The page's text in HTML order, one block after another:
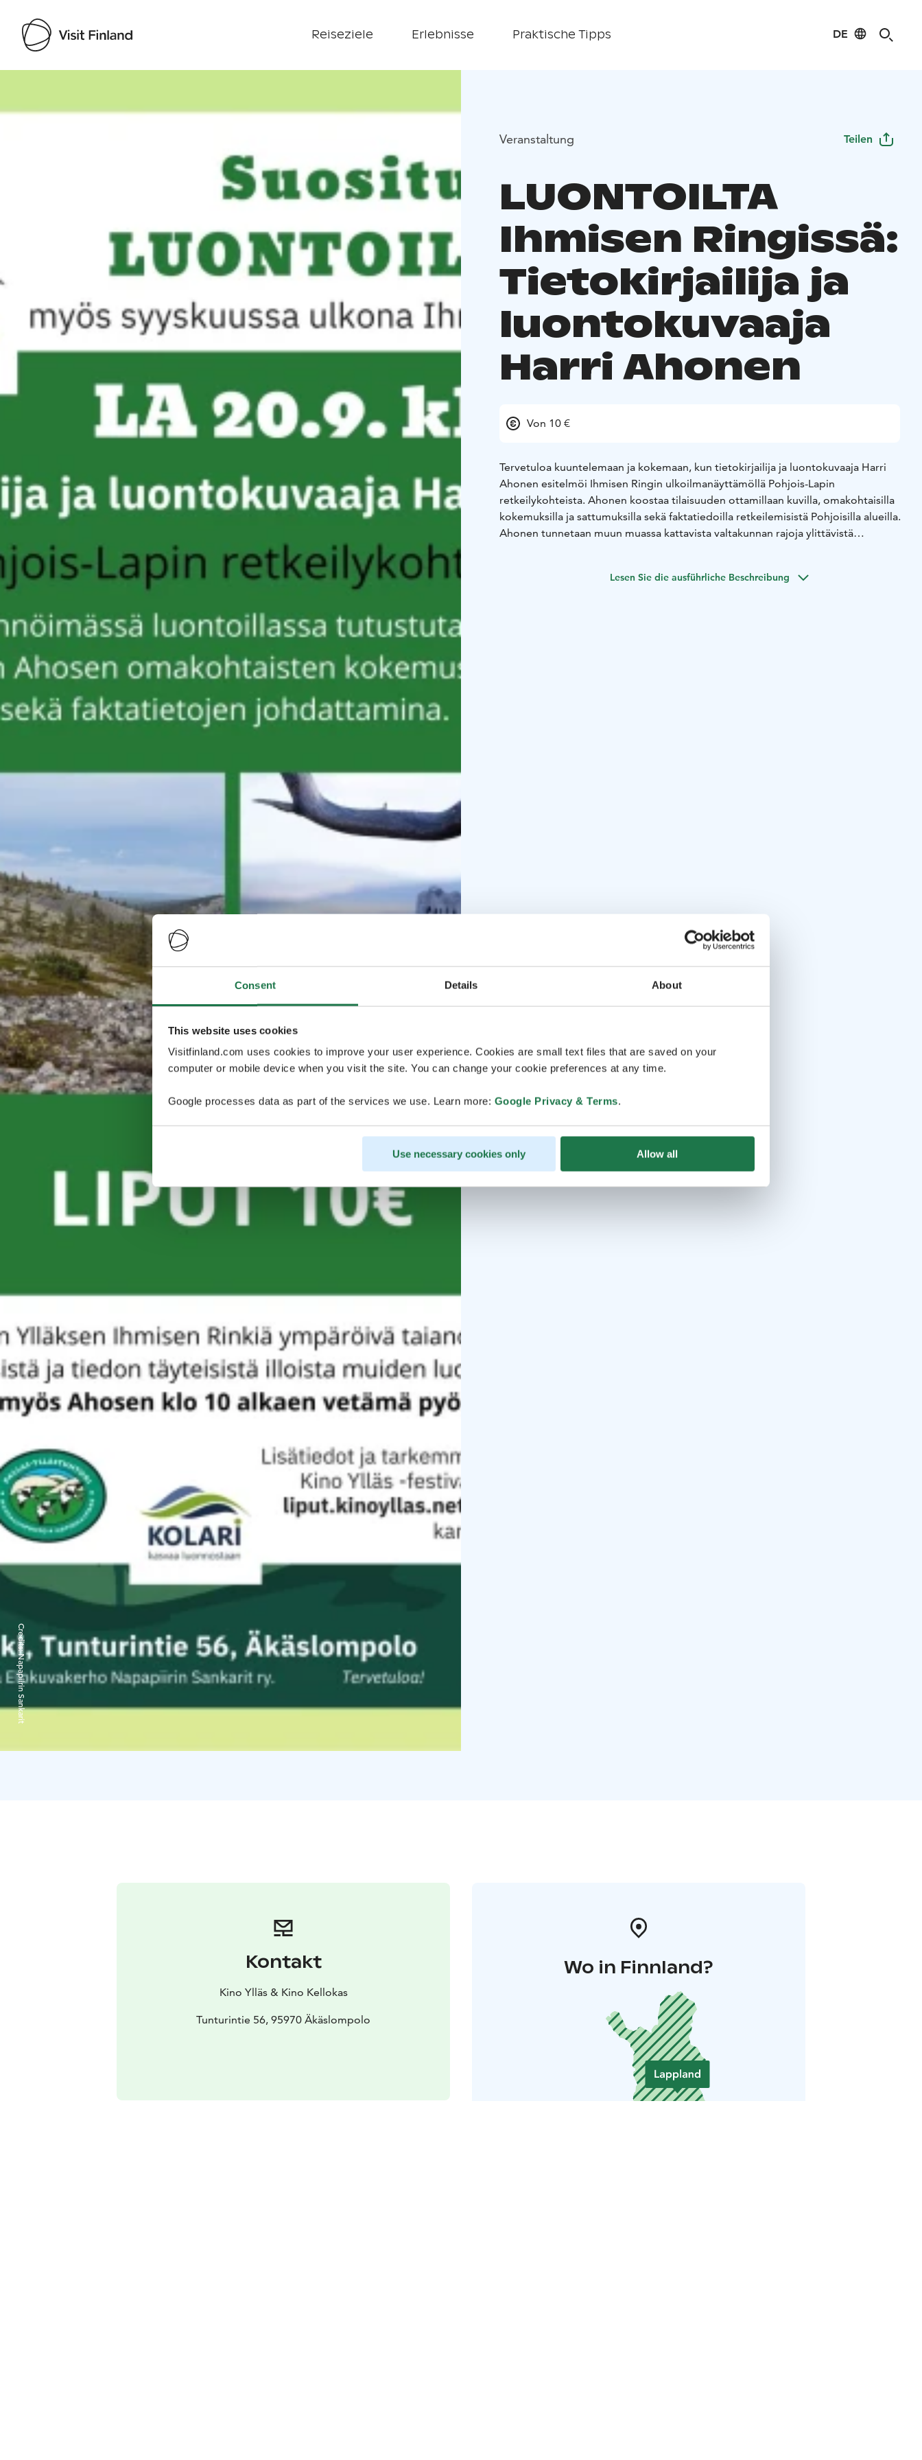
Consent Details About
This website uses cookies
Visitfinland.com uses cookies to improve your user experience. Cookies are small text files that are saved on your
computer or mobile device when you visit the site. You can change your cookie preferences at any time.
Google processes data as part of the services we use. Learn more: Google Privacy & Terms.
Use necessary cookies only Allow all
Reiseziele Erlebnisse Praktische Tipps DE
Credits:
Napapiirin Sankarit
Veranstaltung Teilen
LUONTOILTA
Ihmisen Ringissä:
Tietokirjailija ja
luontokuvaaja
Harri Ahonen
Von 10 €
Tervetuloa kuuntelemaan ja kokemaan, kun tietokirjailija ja luontokuvaaja Harri
Ahonen esitelmöi Ihmisen Ringin ulkoilmanäyttämöllä Pohjois-Lapin
retkeilykohteista. Ahonen koostaa tilaisuuden ottamillaan kuvilla, omakohtaisilla
kokemuksilla ja sattumuksilla sekä faktatiedoilla retkeilemisistä Pohjoisilla alueilla.
Ahonen tunnetaan muun muassa kattavista valtakunnan rajoja ylittävistä
Lesen Sie die ausführliche Beschreibung
Kontakt
Kino Ylläs & Kino Kellokas
Tunturintie 56, 95970 Äkäslompolo
Wo in Finnland?